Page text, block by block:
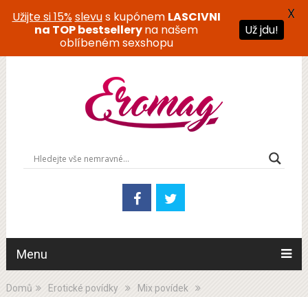
Menu
Domů Erotické povídky
Mix povídek
Užijte si 15%slevus kupónem LASCIVNI
na TOP bestselleryna našem
oblíbeném sexshopu
Už jdu!
X